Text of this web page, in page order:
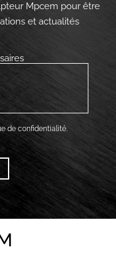
Mpcem pour être
et actualités
de confidentialité.